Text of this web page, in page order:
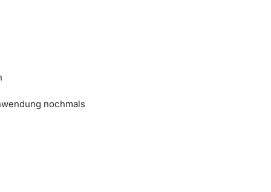
nochmals